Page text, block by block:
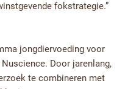
fokstrategie.”
jongdiervoeding voor
Door jarenlang,
te combineren met